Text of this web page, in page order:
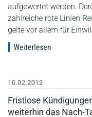
aufgewertet werden.
zahlreiche rote Linien
gelte vor allem für
Weiterlesen
10.02.2012
Fristlose
weiterhin das Nach-